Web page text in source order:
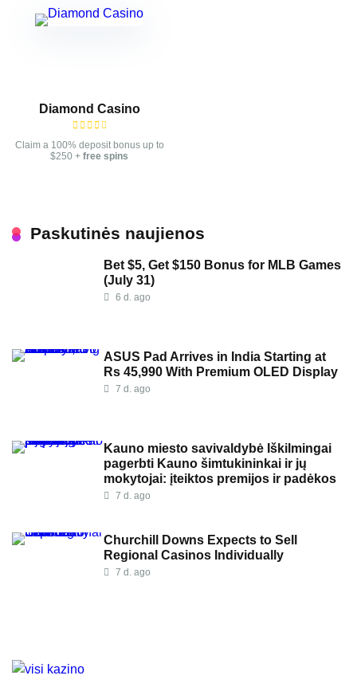
Diamond Casino
Claim a 100% deposit bonus up to
$250 + free spins
Paskutinės naujienos
Bet $5, Get $150 Bonus for MLB Games
(July 31)
6 d. ago
ASUS Pad Arrives in India Starting at
Rs 45,990 With Premium OLED Display
7 d. ago
Kauno miesto savivaldybė Iškilmingai
pagerbti Kauno šimtukininkai ir jų
mokytojai: įteiktos premijos ir padėkos
7 d. ago
Churchill Downs Expects to Sell
Regional Casinos Individually
7 d. ago